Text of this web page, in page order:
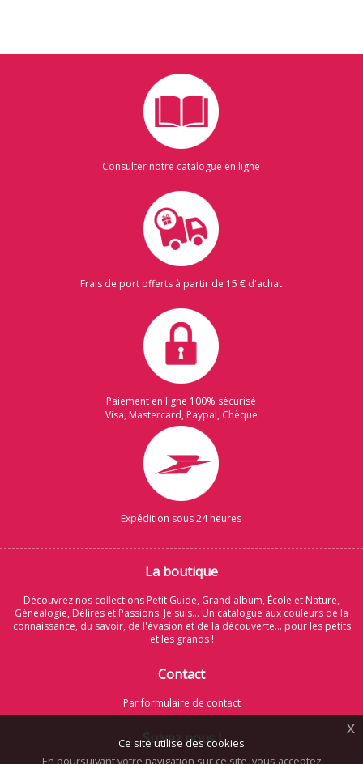
Ce site utilise des cookies
En poursuivant votre navigation sur ce site, vous acceptez
x
Consulter notre catalogue en ligne
Frais de port offerts à partir de 15 € d'achat
Paiement en ligne 100% sécurisé
Visa, Mastercard, Paypal, Chèque
Expédition sous 24 heures
La boutique
Découvrez nos collections Petit Guide, Grand album, École et Nature,
Généalogie, Délires et Passions, Je suis... Un catalogue aux couleurs de la
connaissance, du savoir, de l'évasion et de la découverte... pour les petits
et les grands !
Contact
Par formulaire de contact
Suivez nous !